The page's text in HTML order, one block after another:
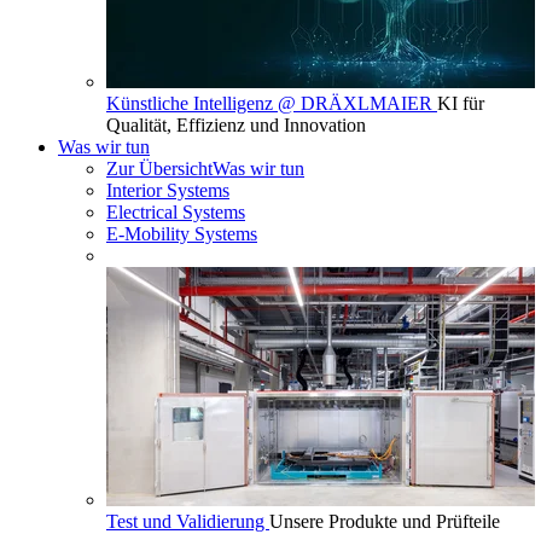
Künstliche Intelligenz @ DRÄXLMAIER KI für
Qualität, Effizienz und Innovation
Was wir tun
Zur ÜbersichtWas wir tun
Interior Systems
Electrical Systems
E-Mobility Systems
Test und Validierung Unsere Produkte und Prüfteile